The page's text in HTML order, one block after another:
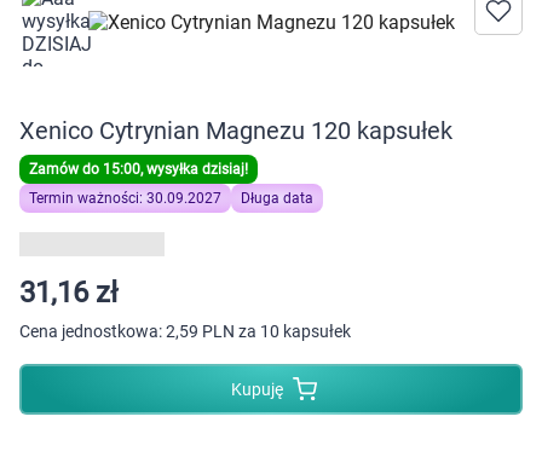
Dla zwierząt
Zdrowie
Kobieta w ciąży i mama
Dziecko
Higiena
Kosmetyki
Xenico Cytrynian Magnezu 120 kapsułek
Zamów do 15:00, wysyłka dzisiaj!
Termin ważności: 30.09.2027
Długa data
31,16 zł
Cena jednostkowa:2,59 PLN za 10 kapsułek
Kupuję